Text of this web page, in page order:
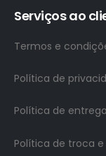
Serviços ao
Termos e
Política de
Política de entrega
Política de troca